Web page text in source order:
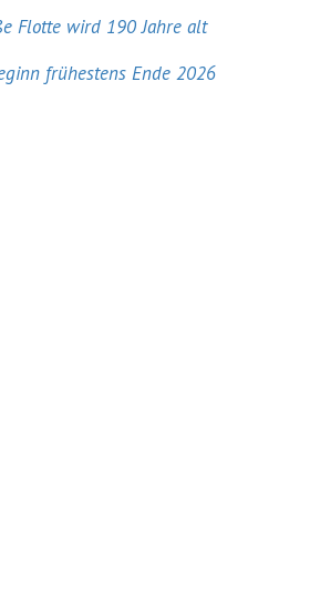
Flotte wird 190 Jahre alt
frühestens Ende 2026